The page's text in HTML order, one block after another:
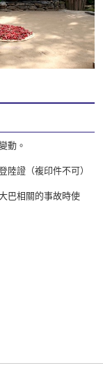
動。
證（複印件不可）
巴相關的事故時使